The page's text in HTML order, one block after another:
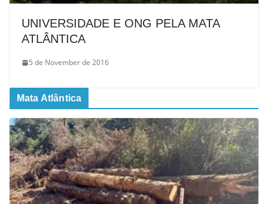
UNIVERSIDADE E ONG PELA MATA
ATLÂNTICA
5 de November de 2016
Mata Atlântica